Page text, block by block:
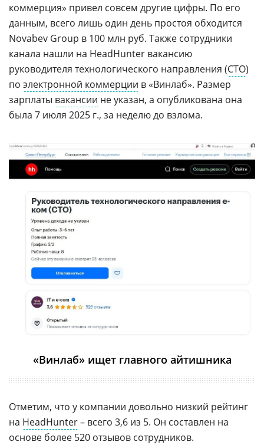
коммерция» привел совсем другие цифры. По его
данным, всего лишь один день простоя обходится
Novabev Group в 100 млн руб. Также сотрудники
канала нашли на HeadHunter вакансию
руководителя технологического направления (СТО)
по электронной коммерции в «Винлаб». Размер
зарплаты вакансии не указан, а опубликована она
была 7 июля 2025 г., за неделю до взлома.
«Винлаб» ищет главного айтишника
Отметим, что у компании довольно низкий рейтинг
на HeadHunter– всего 3,6 из 5. Он составлен на
основе более 520 отзывов сотрудников.